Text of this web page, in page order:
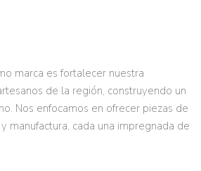
marca es fortalecer nuestra
de la región, construyendo un
Nos enfocamos en ofrecer piezas de
manufactura, cada una impregnada de